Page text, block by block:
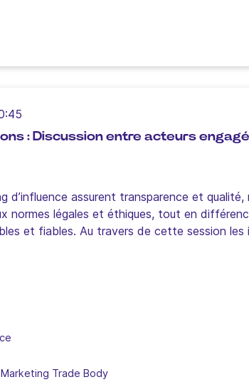
: Discussion entre acteurs
d’influence assurent transparence et
normes légales et éthiques, tout en
et fiables. Au travers de cette session
Trade Body